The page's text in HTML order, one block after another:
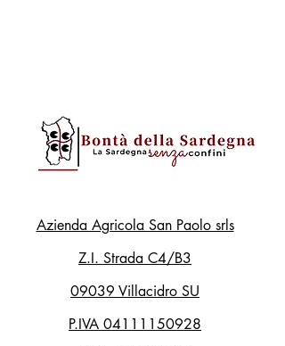
Azienda Agricola San Paolo srls
Z.I. Strada C4/B3
09039 Villacidro SU
P.IVA 04111150928